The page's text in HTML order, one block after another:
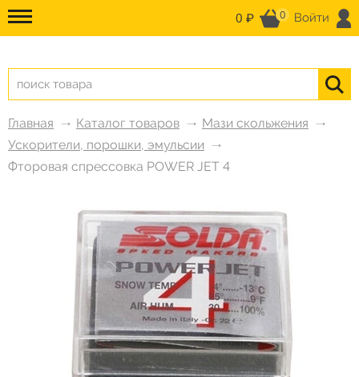
0 ₽ 0 Войти
Главная Каталог товаров
Мази скольжения
Ускорители, порошки, эмульсии
Фторовая спрессовка POWER JET 4